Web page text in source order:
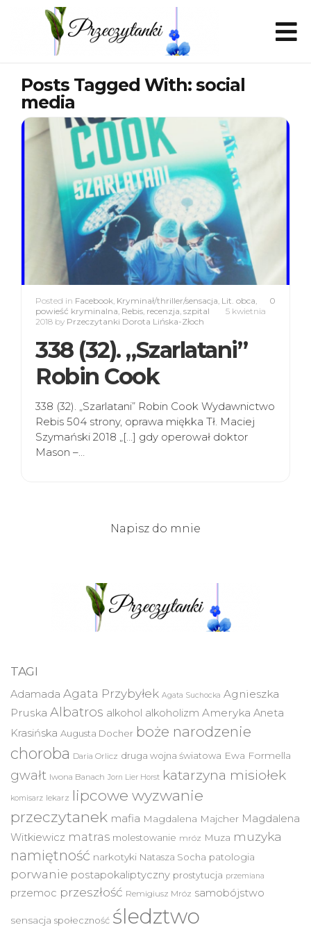
Posts Tagged With: social
media
0
Posted in Facebook, Kryminał/thriller/sensacja, Lit. obca,
powieść kryminalna, Rebis, recenzja, szpital
5 kwietnia
2018 by Przeczytanki Dorota Lińska-Złoch
338 (32). „Szarlatani”
Robin Cook
338 (32). „Szarlatani” Robin Cook Wydawnictwo
Rebis 504 strony, oprawa miękka Tł. Maciej
Szymański 2018 „[…] gdy operował doktor
Mason –…
Napisz do mnie
TAGI
Adamada Agata Przybyłek Agata Suchocka Agnieszka
Pruska Albatros alkohol alkoholizm Ameryka Aneta
Krasińska Augusta Docher boże narodzenie
choroba Daria Orlicz druga wojna światowa Ewa Formella
gwałt Iwona Banach Jorn Lier Horst katarzyna misiołek
komisarz lekarz lipcowe wyzwanie
przeczytanek mafia Magdalena Majcher Magdalena
Witkiewicz matras molestowanie mróz Muza muzyka
namiętność narkotyki Natasza Socha patologia
porwanie postapokaliptyczny prostytucja przemiana
przemoc przeszłość Remigiusz Mróz samobójstwo
sensacja społeczność śledztwo